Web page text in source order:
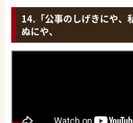
「公事のしげきにや
ぬにや、